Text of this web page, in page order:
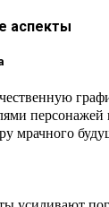
аспекты
персонажей
мрачного